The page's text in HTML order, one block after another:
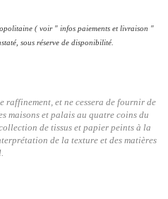
( voir " infos paiements et livraison "
sous réserve de disponibilité.
raffinement, et ne cessera de fournir de
maisons et palais au quatre coins du
de tissus et papier peints à la
de la texture et des matières